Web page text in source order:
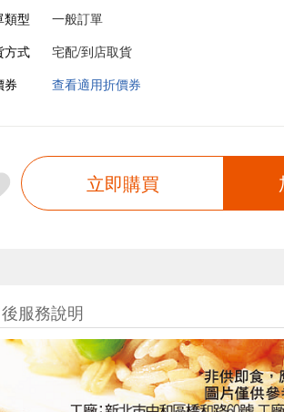
類型
一般訂單
方式
宅配/到店取貨
券
查看適用折價券
立即購買
服務說明